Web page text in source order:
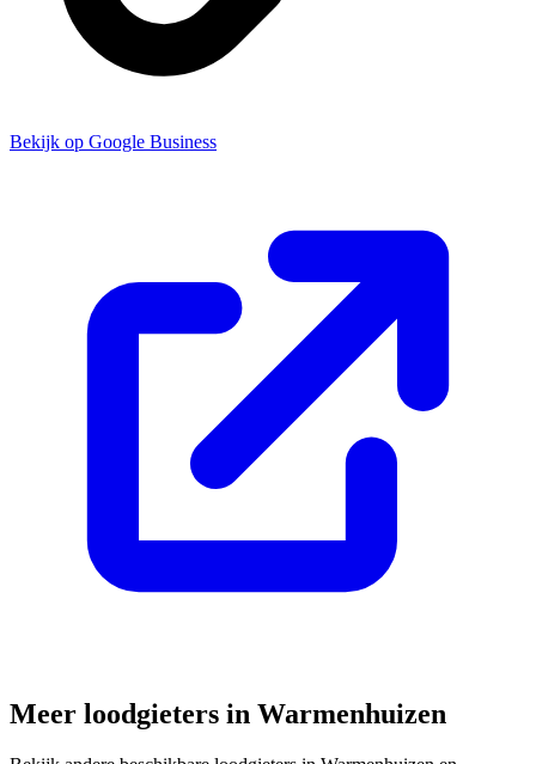
Bekijk op Google Business
Meer loodgieters in Warmenhuizen